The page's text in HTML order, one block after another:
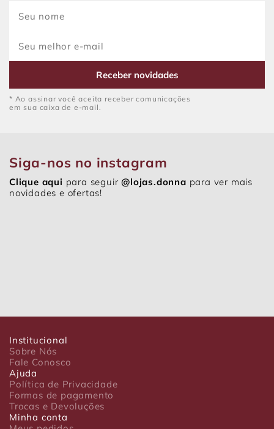
Receber novidades
* Ao assinar você aceita receber comunicações
em sua caixa de e-mail.
Siga-nos no instagram
Clique aqui para seguir@lojas.donna para ver mais
novidades e ofertas!
Institucional
Sobre Nós
Fale Conosco
Ajuda
Política de Privacidade
Formas de pagamento
Trocas e Devoluções
Minha conta